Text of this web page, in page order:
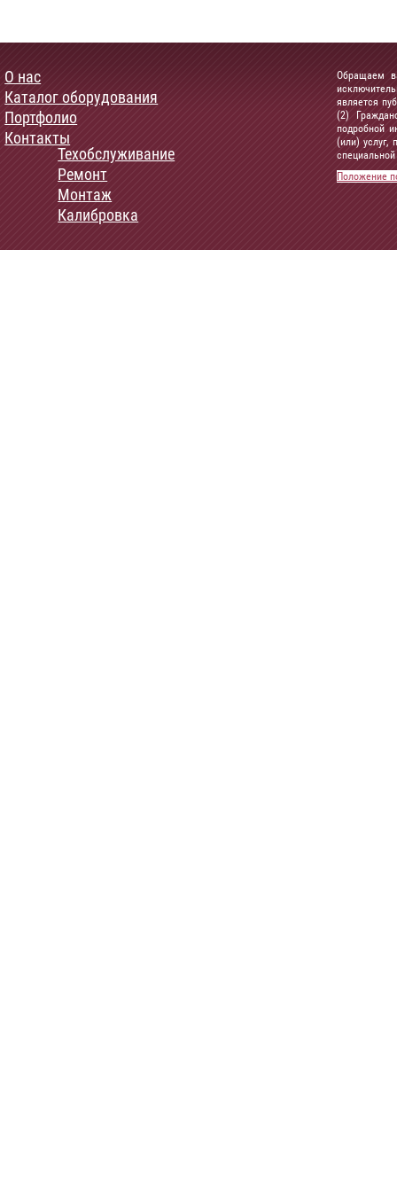
О нас
Каталог оборудования
Портфолио
Контакты
Техобслуживание
Ремонт
Монтаж
Калибровка
Обращаем
является
(2)
подробной
(или) услуг,
Положение